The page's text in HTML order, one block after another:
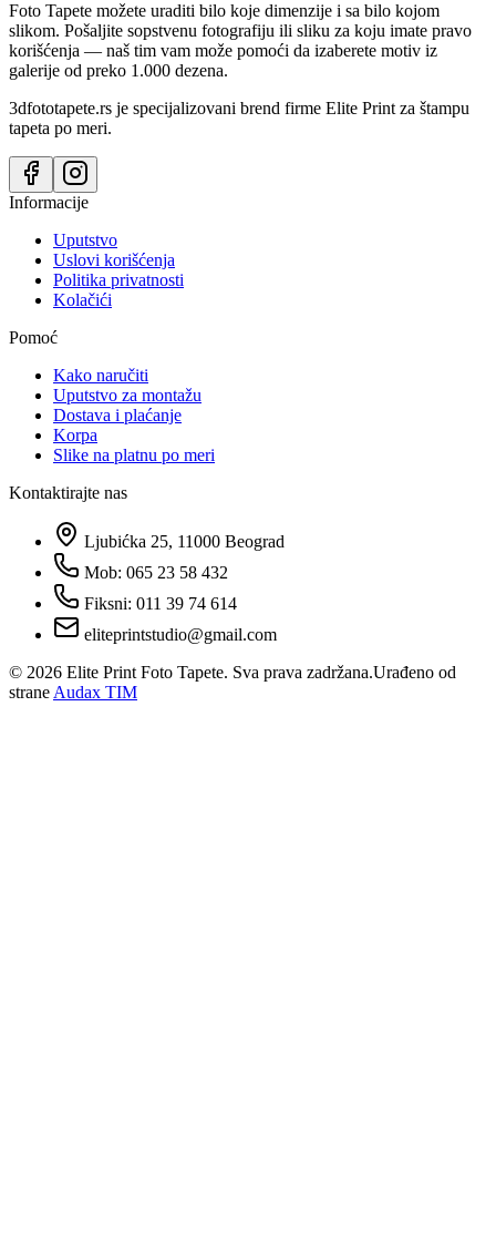
Foto Tapete možete uraditi bilo koje dimenzije i sa bilo kojom
slikom. Pošaljite sopstvenu fotografiju ili sliku za koju imate pravo
korišćenja — naš tim vam može pomoći da izaberete motiv iz
galerije od preko 1.000 dezena.
3dfototapete.rs je specijalizovani brend firme Elite Print za štampu
tapeta po meri.
Informacije
Uputstvo
Uslovi korišćenja
Politika privatnosti
Kolačići
Pomoć
Kako naručiti
Uputstvo za montažu
Dostava i plaćanje
Korpa
Slike na platnu po meri
Kontaktirajte nas
Ljubićka 25, 11000 Beograd
Mob: 065 23 58 432
Fiksni: 011 39 74 614
eliteprintstudio@gmail.com
© 2026 Elite Print Foto Tapete. Sva prava zadržana.Urađeno od
strane Audax TIM